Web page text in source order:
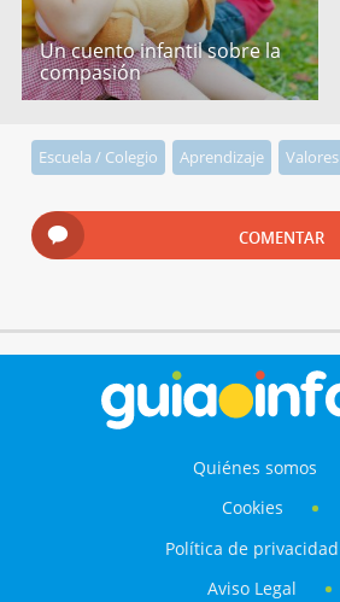
Un cuento infantil sobre la
compasión
Escuela / Colegio Aprendizaje Valores
COMENTAR
Quiénes somos
Cookies
Política de privacidad
Aviso Legal